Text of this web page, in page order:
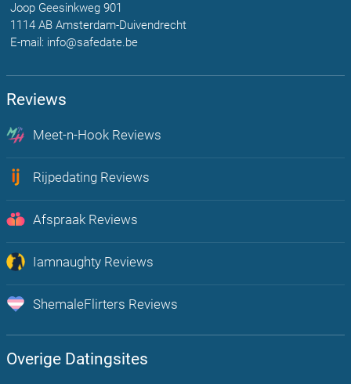
Joop Geesinkweg 901
1114 AB Amsterdam-Duivendrecht
E-mail: info@safedate.be
Reviews
Meet-n-Hook Reviews
Chat, flirt en vind echte hookup's bij u in de regio
Rijpedating Reviews
Rijpe Dating is Plezier voor volwassenen Belgen 30+
Afspraak Reviews
Onbeperkt afspraakjes maken, flirten en chatten met mensen uit jou
regio
Iamnaughty Reviews
Op zoek naar Lust? Boost hier je sexleven
ShemaleFlirters Reviews
Overige Datingsites